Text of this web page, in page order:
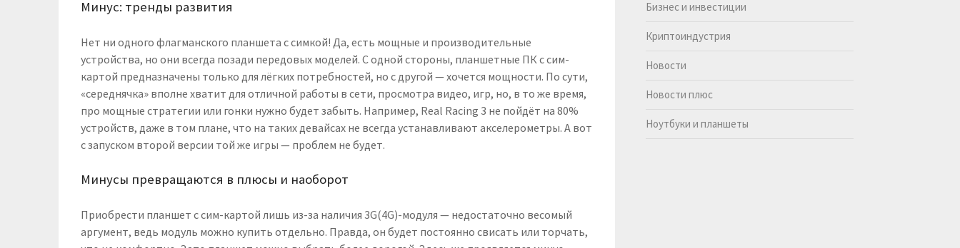
Минус: тренды развития
Нет ни одного флагманского планшета с симкой! Да, есть мощные и производительные
устройства, но они всегда позади передовых моделей. С одной стороны, планшетные ПК с сим-
картой предназначены только для лёгких потребностей, но с другой — хочется мощности. По сути,
«середнячка» вполне хватит для отличной работы в сети, просмотра видео, игр, но, в то же время,
про мощные стратегии или гонки нужно будет забыть. Например, Real Racing 3 не пойдёт на 80%
устройств, даже в том плане, что на таких девайсах не всегда устанавливают акселерометры. А вот
с запуском второй версии той же игры — проблем не будет.
Минусы превращаются в плюсы и наоборот
Приобрести планшет с сим-картой лишь из-за наличия 3G(4G)-модуля — недостаточно весомый
аргумент, ведь модуль можно купить отдельно. Правда, он будет постоянно свисать или торчать,
Бизнес и инвестиции
Криптоиндустрия
Новости
Новости плюс
Ноутбуки и планшеты